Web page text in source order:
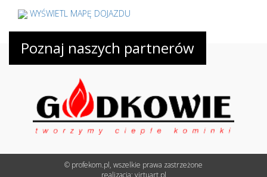
WYŚWIETL MAPĘ DOJAZDU
Poznaj naszych partnerów
© profekom.pl, wszelkie prawa zastrzeżone